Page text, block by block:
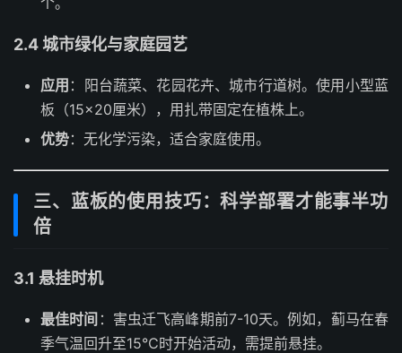
2.4 城市绿化与家庭园艺
应用 ：阳台蔬菜、花园花卉、城市行道树。使用小型蓝
板（15×20厘米），用扎带固定在植株上。
优势：无化学污染，适合家庭使用。
三、蓝板的使用技巧：科学部署才能事半功
倍
3.1 悬挂时机
最佳时间 ：害虫迁飞高峰期前7-10天。例如，蓟马在春
季气温回升至15℃时开始活动，需提前悬挂。